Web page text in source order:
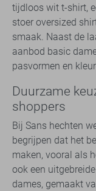
tijdloos wit t-shirt,
stoer oversized
smaak. Naast de
aanbod basic
pasvormen en
Duurzame
shoppers
Bij Sans hechten
begrijpen dat het
maken, vooral als
ook een
dames, gemaakt